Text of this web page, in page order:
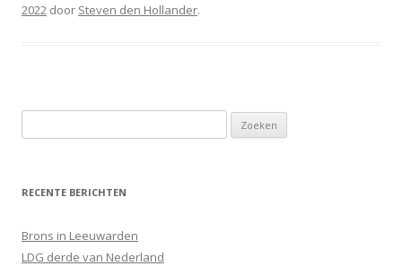
2022 door Steven den Hollander.
naar:
RECENTE BERICHTEN
Brons in Leeuwarden
LDG derde van Nederland